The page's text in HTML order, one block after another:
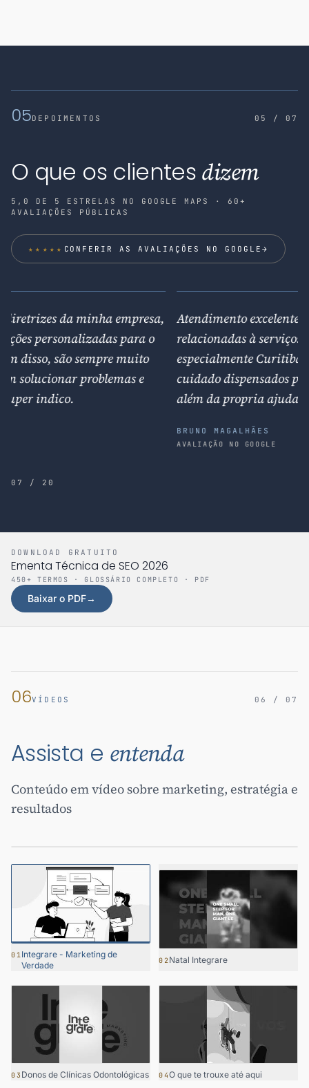
05DEPOIMENTOS 05 / 07
O que os clientes dizem
5,0 DE 5 ESTRELAS NO GOOGLE MAPS · 60+
AVALIAÇÕES PÚBLICAS
★★★★★ CONFERIR AS AVALIAÇÕES NO GOOGLE →
Estou gostando muito de trabalhar com essa
empresa! São prestativos, atendimento
humanizado e super preocupados com a satisfação
do cliente.
07 / 20
DOWNLOAD GRATUITO
Ementa Técnica de SEO 2026
450+ TERMOS · GLOSSÁRIO COMPLETO · PDF
Baixar o PDF→
06VÍDEOS 06 / 07
Assista e entenda
Conteúdo em vídeo sobre marketing, estratégia e
resultados
Integrare - Marketing de Verdade
Conheça nossa abordagem baseada em ciência e
01 Integrare - Marketing de
Verdade
02 Natal Integrare
03 Donos de Clínicas Odontológicas 04O que te trouxe até aqui